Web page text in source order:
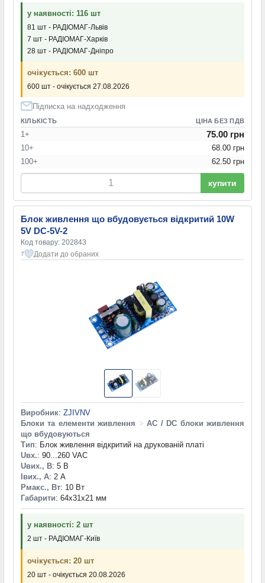
у наявності: 116 шт
81 шт - РАДІОМАГ-Львів
7 шт - РАДІОМАГ-Харків
28 шт - РАДІОМАГ-Дніпро
очікується: 600 шт
600 шт - очікується 27.08.2026
Підписка на надходження
КІЛЬКІСТЬ ЦІНА БЕЗ ПДВ
1+ 75.00 грн
10+
68.00 грн
100+
62.50 грн
купити
Блок живлення що вбудовується відкритий 10W
5V DC-5V-2
Код товару: 202843
7 Додати до обраних
Виробник: ZJIVNV
Блоки та елементи живлення > AC / DC блоки живлення
що вбудовуються
Тип: Блок живлення відкритий на друкованій платі
Uвх.: 90...260 VAC
Uвих., В: 5 В
Iвих., А: 2 А
Pмакс., Вт: 10 Вт
Габарити: 64x31x21 мм
у наявності: 2 шт
2 шт - РАДІОМАГ-Київ
очікується: 20 шт
20 шт - очікується 20.08.2026